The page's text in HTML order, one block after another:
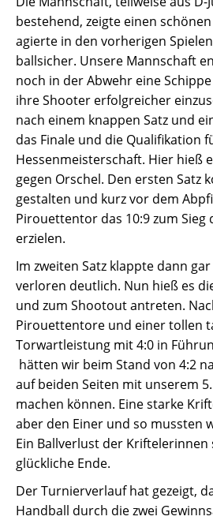
bestehend, zeigte einen
agierte in den vorherigen
ballsicher. Unsere Mannschaft
noch in der Abwehr eine
ihre Shooter erfolgreicher
nach einem knappen Satz und
das Finale und die Qualifikation
Hessenmeisterschaft. Hier hieß
gegen Orschel. Den ersten Satz
gestalten und kurz vor dem
Pirouettentor das 10:9 zum Sieg
erzielen.
Im zweiten Satz klappte dann
verloren deutlich. Nun hieß es
und zum Shootout antreten.
Pirouettentore und einer tollen
Torwartleistung mit 4:0 in
hätten wir beim Stand von 4:2
auf beiden Seiten mit unserem
machen können. Eine starke
aber den Einer und so mussten
Ein Ballverlust der
glückliche Ende.
Der Turnierverlauf hat gezeigt,
Handball durch die zwei